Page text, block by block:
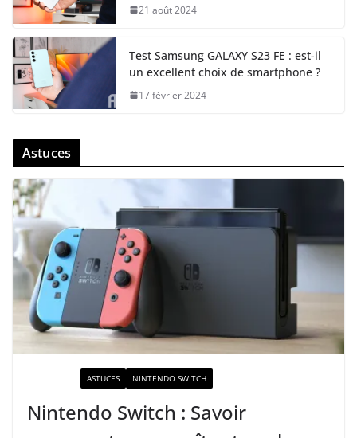
21 août 2024
Test Samsung GALAXY S23 FE : est-il
un excellent choix de smartphone ?
17 février 2024
Astuces
ASTUCES NINTENDO SWITCH
Nintendo Switch : Savoir